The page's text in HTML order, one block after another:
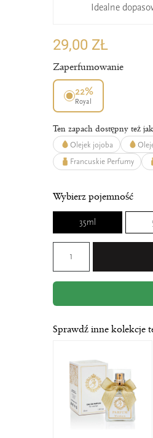
Idealne
29,00 ZŁ
Zaperfumowanie
22%
Royal
Ten zapach dostępny też
Olejek jojoba
Francuskie Perfumy
Wybierz pojemność
35ml
Sprawdź inne kolekcje